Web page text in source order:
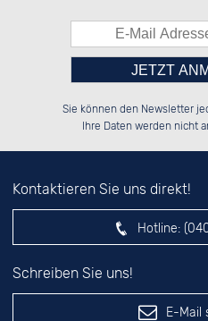
░░░░██░░██░░░░░░██░░██░░░░░░██░░
░░████░░██████░░██████░░░░████░░
░░░░██░░██░░██░░██░░██░░░░░░██░░
Sie können den Newsletter
Ihre Daten werden nicht
Kontaktieren Sie uns direkt!
Hotline:
Schreiben Sie uns!
E-Mail